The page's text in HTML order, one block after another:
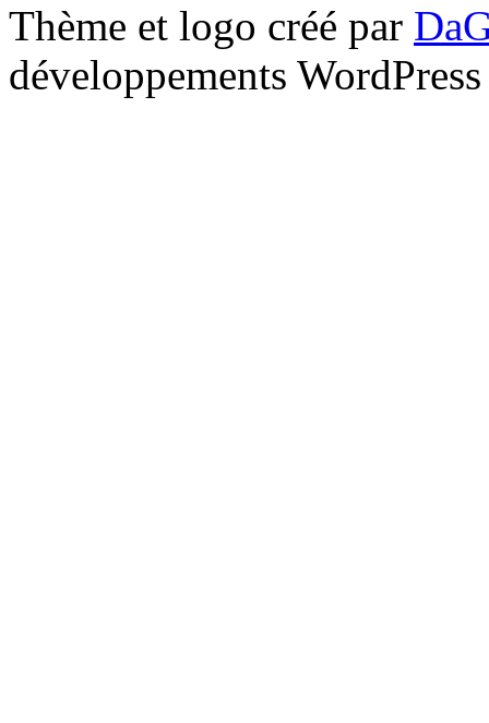
Thème et logo créé par
développements